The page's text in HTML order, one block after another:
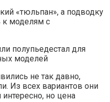
«тюльпан», а подводку
к моделям с
не так давно,
Из всех вариантов они
но цена